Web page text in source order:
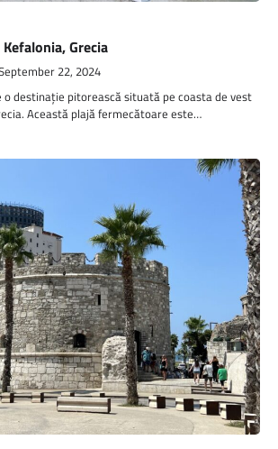
Grecia
22, 2024
o destinație pitorească situată pe coasta de vest
Această plajă fermecătoare este…